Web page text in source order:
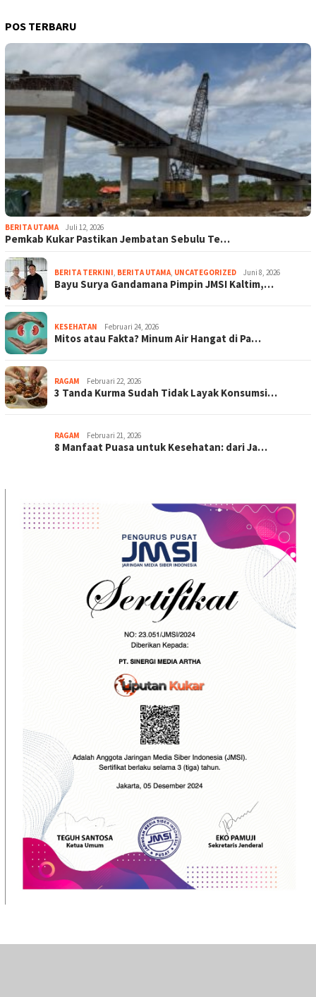
POS TERBARU
BERITA UTAMA Juli 12, 2026
Pemkab Kukar Pastikan Jembatan Sebulu Te…
BERITA TERKINI, BERITA UTAMA, UNCATEGORIZED Juni 8, 2026
Bayu Surya Gandamana Pimpin JMSI Kaltim,…
KESEHATAN Februari 24, 2026
Mitos atau Fakta? Minum Air Hangat di Pa…
RAGAM Februari 22, 2026
3 Tanda Kurma Sudah Tidak Layak Konsumsi…
RAGAM Februari 21, 2026
8 Manfaat Puasa untuk Kesehatan: dari Ja…